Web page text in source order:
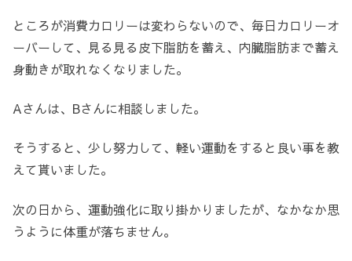
ところが消費カロリーは変わらないので、毎日カロリーオ
ーバーして、見る見る皮下脂肪を蓄え、内臓脂肪まで蓄え
身動きが取れなくなりました。
Aさんは、Bさんに相談しました。
そうすると、少し努力して、軽い運動をすると良い事を教
えて貰いました。
次の日から、運動強化に取り掛かりましたが、なかなか思
うように体重が落ちません。